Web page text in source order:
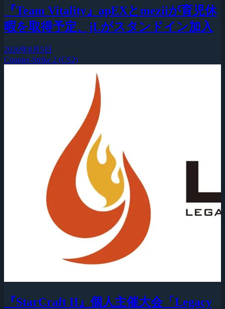
『Team Vitality』apEXとmeziiが育児休
暇を取得予定、jLがスタンドイン加入
2026年8月5日
Counter-Strike 2 (CS2)
『StarCraft II』個人主催大会「Legacy